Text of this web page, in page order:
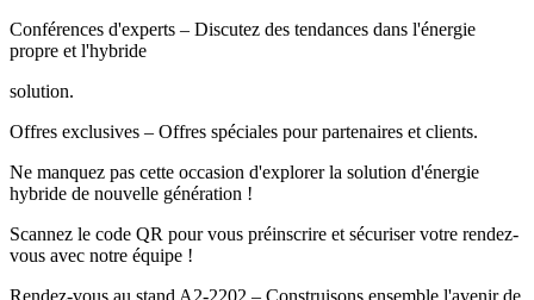
Conférences d'experts – Discutez des tendances dans l'énergie
propre et l'hybride
solution.
Offres exclusives – Offres spéciales pour partenaires et clients.
Ne manquez pas cette occasion d'explorer la solution d'énergie
hybride de nouvelle génération !
Scannez le code QR pour vous préinscrire et sécuriser votre rendez-
vous avec notre équipe !
Rendez-vous au stand A2-2202 – Construisons ensemble l'avenir de